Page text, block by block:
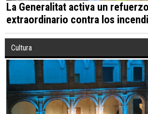
La Generalitat activa un refuerzo
extraordinario contra los
Cultura